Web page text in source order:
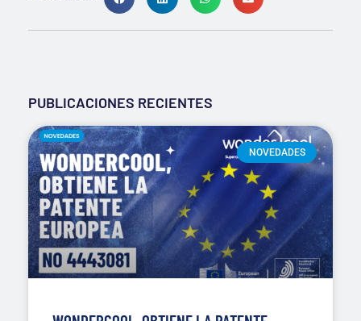
PUBLICACIONES RECIENTES
NOVEDADES